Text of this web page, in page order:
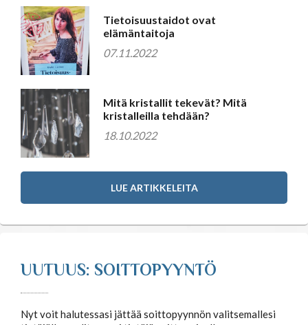
Tietoisuustaidot ovat
elämäntaitoja
07.11.2022
Mitä kristallit tekevät? Mitä
kristalleilla tehdään?
18.10.2022
LUE ARTIKKELEITA
UUTUUS: SOITTOPYYNTÖ
Nyt voit halutessasi jättää soittopyynnön valitsemallesi